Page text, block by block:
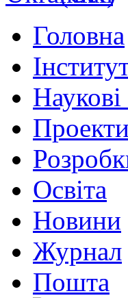
Головна
Наукові
Проекти
Освіта
Новини
Журнал
Пошта